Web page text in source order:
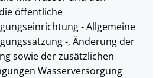
öffentliche
- Allgemeine
-, Änderung der
sowie der zusätzlichen
Wasserversorgung